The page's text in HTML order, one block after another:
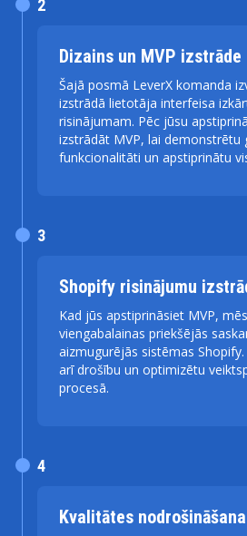
Dizains un MVP izstrāde
Šajā posmā LeverX komanda
izstrādā lietotāja interfeisa
risinājumam. Pēc jūsu
izstrādāt MVP, lai demonstrētu
funkcionalitāti un apstiprinātu
2
Shopify risinājumu
Kad jūs apstiprināsiet MVP,
viengabalainas priekšējās
aizmugurējās sistēmas
arī drošību un optimizētu
procesā.
3
Kvalitātes nodrošināšana
4